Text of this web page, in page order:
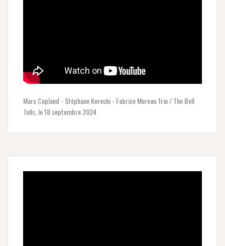
Marc Copland - Stéphane Kerecki - Fabrice Moreau Trio / The Bell
Tolls, le 18 septembre 2024